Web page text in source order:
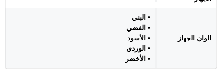
الوان الجهاز
• البني
• الفضي
• الأسود
• الوردي
• الأخضر